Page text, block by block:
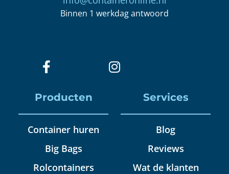
Binnen 1 werkdag antwoord
Producten
Container huren
Big Bags
Rolcontainers
Services
Blog
Reviews
Wat de klanten